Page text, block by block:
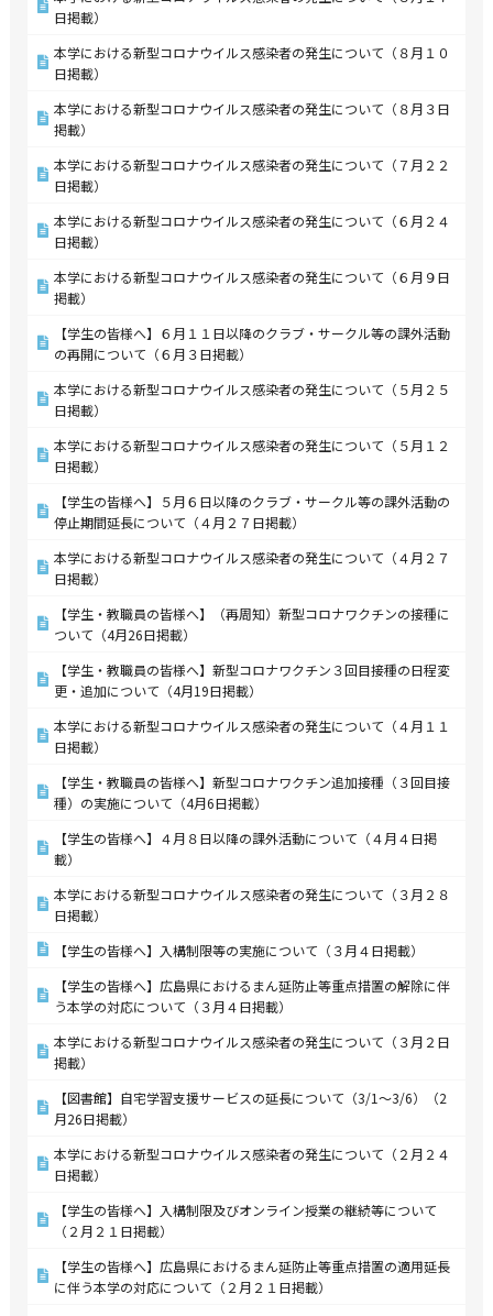
日掲載）
本学における新型コロナウイルス感染者の発生について（８月１０
日掲載）
本学における新型コロナウイルス感染者の発生について（８月３日
掲載）
本学における新型コロナウイルス感染者の発生について（７月２２
日掲載）
本学における新型コロナウイルス感染者の発生について（６月２４
日掲載）
本学における新型コロナウイルス感染者の発生について（６月９日
掲載）
【学生の皆様へ】６月１１日以降のクラブ・サークル等の課外活動
の再開について（６月３日掲載）
本学における新型コロナウイルス感染者の発生について（５月２５
日掲載）
本学における新型コロナウイルス感染者の発生について（５月１２
日掲載）
【学生の皆様へ】５月６日以降のクラブ・サークル等の課外活動の
停止期間延長について（４月２７日掲載）
本学における新型コロナウイルス感染者の発生について（４月２７
日掲載）
【学生・教職員の皆様へ】（再周知）新型コロナワクチンの接種に
ついて（4月26日掲載）
【学生・教職員の皆様へ】新型コロナワクチン３回目接種の日程変
更・追加について（4月19日掲載）
本学における新型コロナウイルス感染者の発生について（４月１１
日掲載）
【学生・教職員の皆様へ】新型コロナワクチン追加接種（３回目接
種）の実施について（4月6日掲載）
【学生の皆様へ】４月８日以降の課外活動について（４月４日掲
載）
本学における新型コロナウイルス感染者の発生について（３月２８
日掲載）
【学生の皆様へ】入構制限等の実施について（３月４日掲載）
【学生の皆様へ】広島県におけるまん延防止等重点措置の解除に伴
う本学の対応について（３月４日掲載）
本学における新型コロナウイルス感染者の発生について（３月２日
掲載）
【図書館】自宅学習支援サービスの延長について（3/1～3/6）（2
月26日掲載）
本学における新型コロナウイルス感染者の発生について（２月２４
日掲載）
【学生の皆様へ】入構制限及びオンライン授業の継続等について
（２月２１日掲載）
【学生の皆様へ】広島県におけるまん延防止等重点措置の適用延長
に伴う本学の対応について（２月２１日掲載）